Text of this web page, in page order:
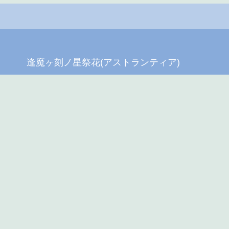
逢魔ヶ刻ノ星祭花(アストランティア)